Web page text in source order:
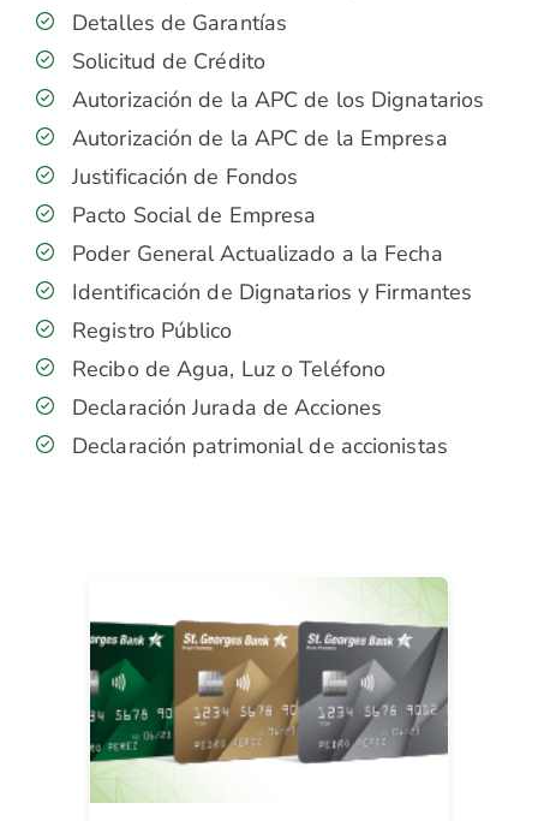
Detalles de Garantías
Solicitud de Crédito
Autorización de la APC de los Dignatarios
Autorización de la APC de la Empresa
Justificación de Fondos
Pacto Social de Empresa
Poder General Actualizado a la Fecha
Identificación de Dignatarios y Firmantes
Registro Público
Recibo de Agua, Luz o Teléfono
Declaración Jurada de Acciones
Declaración patrimonial de accionistas